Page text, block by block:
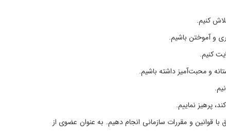
کنیم.
و آموختن باشیم.
کنیم.
و محبت‌آمیز داشته باشیم.
پرهیز نماییم.
قوانین و مقررات سازمانی انجام دهیم. به عنوان عضوی از